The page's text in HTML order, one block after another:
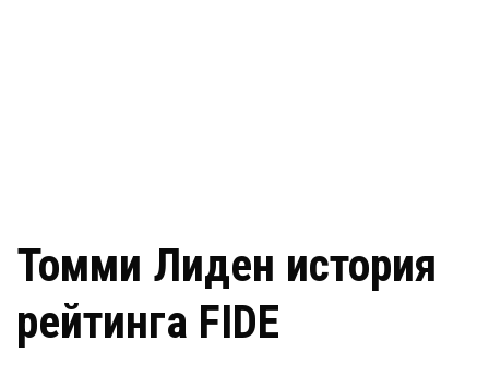
Томми Лиден история
рейтинга FIDE